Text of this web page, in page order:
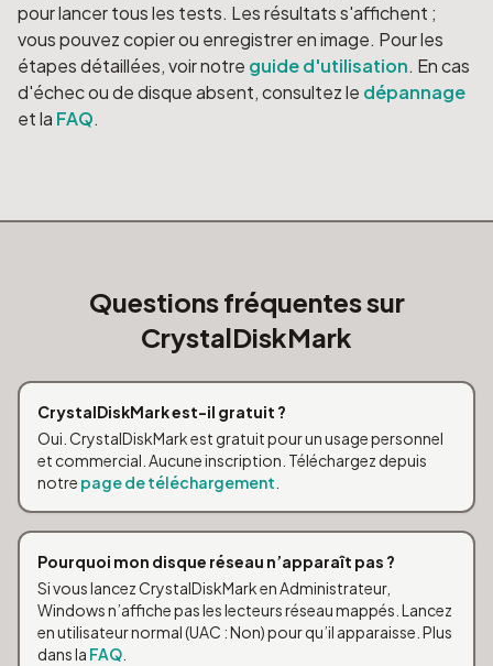
pour lancer tous les tests. Les résultats s'affichent ;
vous pouvez copier ou enregistrer en image. Pour les
étapes détaillées, voir notre guide d'utilisation. En cas
d'échec ou de disque absent, consultez le dépannage
et la FAQ.
Questions fréquentes sur
CrystalDiskMark
CrystalDiskMark est-il gratuit ?
Oui. CrystalDiskMark est gratuit pour un usage personnel
et commercial. Aucune inscription. Téléchargez depuis
notre page de téléchargement
Pourquoi mon disque réseau n’apparaît pas ?
Si vous lancez CrystalDiskMark en Administrateur,
Windows n’affiche pas les lecteurs réseau mappés. Lancez
en utilisateur normal (UAC : Non) pour qu’il apparaisse. Plus
dans la FAQ